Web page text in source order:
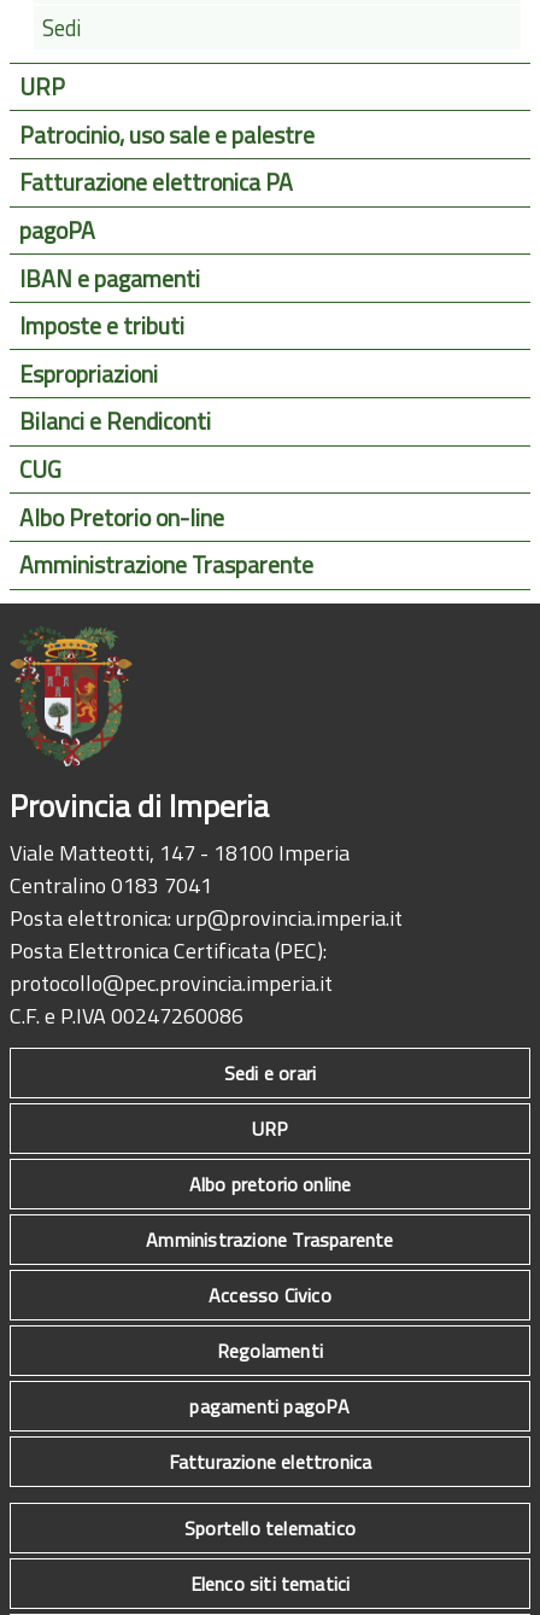
Sedi
URP
Patrocinio, uso sale e palestre
Fatturazione elettronica PA
pagoPA
IBAN e pagamenti
Imposte e tributi
Espropriazioni
Bilanci e Rendiconti
CUG
Albo Pretorio on-line
Amministrazione Trasparente
Provincia di Imperia
Viale Matteotti, 147 - 18100 Imperia
Centralino 0183 7041
Posta elettronica:urp@provincia.imperia.it
Posta Elettronica Certificata (PEC):
protocollo@pec.provincia.imperia.it
C.F. e P.IVA 00247260086
Sedi e orari
URP
Albo pretorio online
Amministrazione Trasparente
Accesso Civico
Regolamenti
pagamenti pagoPA
Fatturazione elettronica
Sportello telematico
Elenco siti tematici